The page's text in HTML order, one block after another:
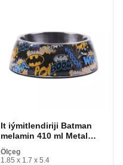
It iýmitlendiriji Batman
melamin 410 ml Metal
Köp reňkli
Ölçeg
1.85 x 1.7 x 5.4